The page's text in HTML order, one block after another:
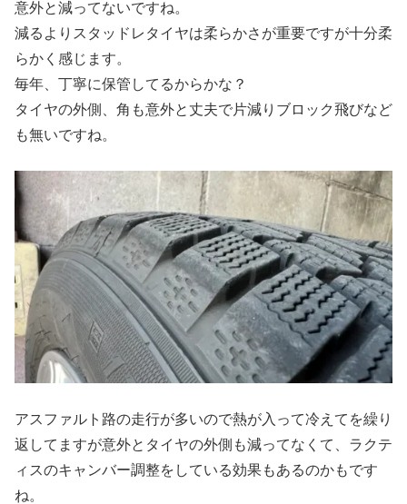
意外と減ってないですね。
減るよりスタッドレタイヤは柔らかさが重要ですが十分柔
らかく感じます。
毎年、丁寧に保管してるからかな？
タイヤの外側、角も意外と丈夫で片減りブロック飛びなど
も無いですね。
アスファルト路の走行が多いので熱が入って冷えてを繰り
返してますが意外とタイヤの外側も減ってなくて、ラクテ
ィスのキャンバー調整をしている効果もあるのかもです
ね。